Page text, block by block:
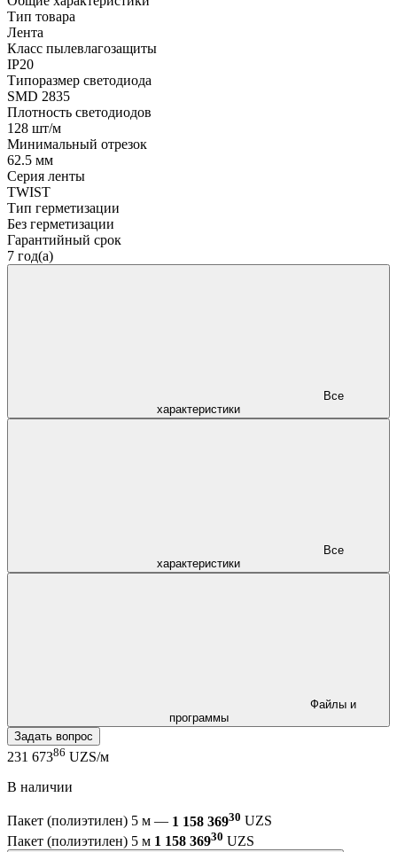
Тип товара
Лента
Класс пылевлагозащиты
IP20
Типоразмер светодиода
SMD 2835
Плотность светодиодов
128 шт/м
Минимальный отрезок
62.5 мм
Серия ленты
TWIST
Тип герметизации
Без герметизации
Гарантийный срок
7 год(а)
характеристики
характеристики
программы
Задать вопрос
231 67386 UZS/м
В наличии
Пакет (полиэтилен) 5 м — 1 158 36930 UZS
Пакет (полиэтилен) 5 м 1 158 36930 UZS